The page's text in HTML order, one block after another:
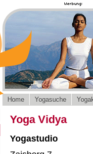
Home Yogasuche
Yoga Vidya
Yogastudio